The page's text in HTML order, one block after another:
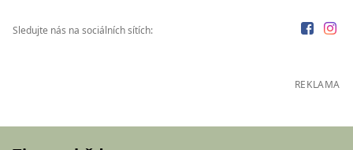
Sledujte nás na sociálních sítích:
REKLAMA